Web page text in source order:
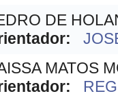
DE
MATOS